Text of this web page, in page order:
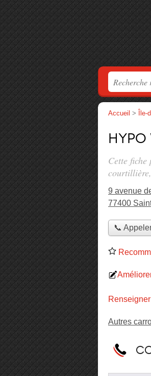
Accueil >
Hypo
Cette
courtillière
9 avenue
77400
📞
Autres